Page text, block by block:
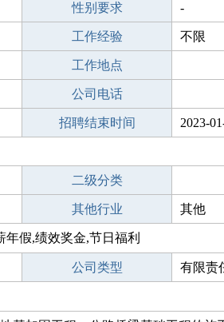
性别要求 -
工作经验 不限
工作地点
公司电话
招聘结束时间 2023-
二级分类
其他行业 其他
假,绩效奖金,节日福利
公司类型 有限责